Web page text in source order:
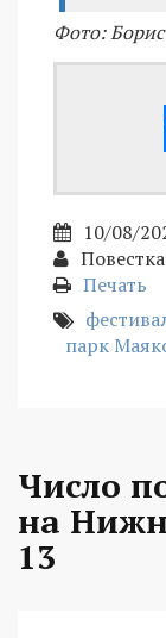
Фото:
10/08/
Печать
парк
Число
на
13